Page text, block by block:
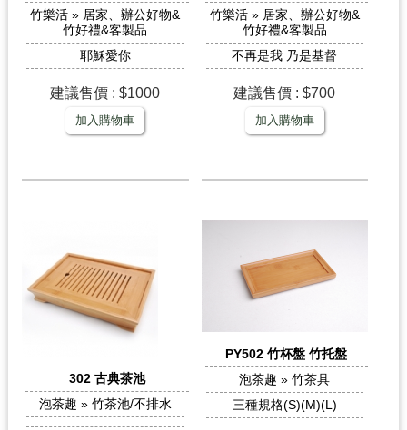
竹樂活 » 居家、辦公好物&
竹好禮&客製品
耶穌愛你
建議售價 : $1000
加入購物車
竹樂活 » 居家、辦公好物&
竹好禮&客製品
不再是我 乃是基督
建議售價 : $700
加入購物車
302 古典茶池
泡茶趣 » 竹茶池/不排水
PY502 竹杯盤 竹托盤
泡茶趣 » 竹茶具
三種規格(S)(M)(L)